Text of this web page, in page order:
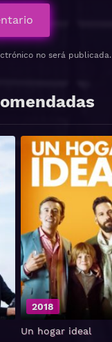
no será publicada.
Un hogar ideal
2018